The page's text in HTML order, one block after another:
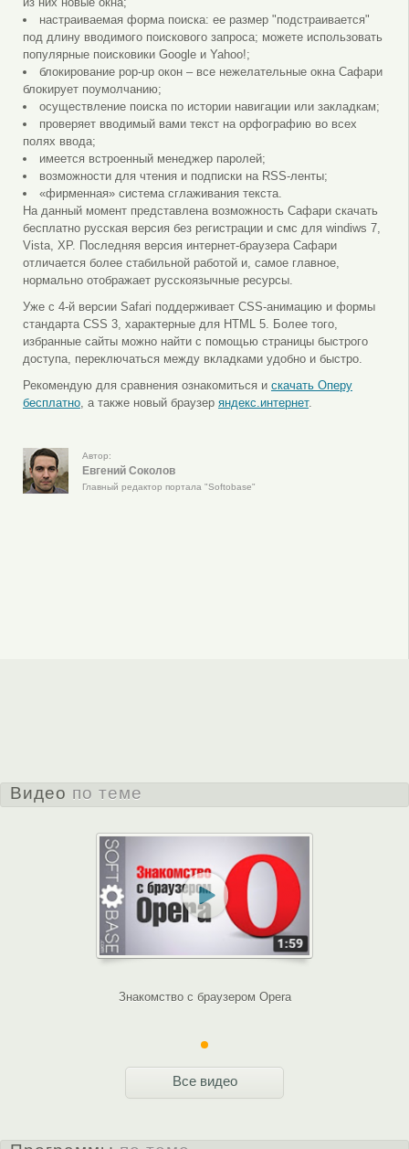
настраиваемая форма поиска: ее размер "подстраивается"
под длину вводимого поискового запроса; можете использовать
популярные поисковики Google и Yahoo!;
блокирование pop-up окон – все нежелательные окна Сафари
блокирует поумолчанию;
осуществление поиска по истории навигации или закладкам;
проверяет вводимый вами текст на орфографию во всех
полях ввода;
имеется встроенный менеджер паролей;
возможности для чтения и подписки на RSS-ленты;
«фирменная» система сглаживания текста.
На данный момент представлена возможность Сафари скачать
бесплатно русская версия без регистрации и смс для windiws 7,
Vista, XP. Последняя версия интернет-браузера Сафари
отличается более стабильной работой и, самое главное,
нормально отображает русскоязычные ресурсы.
Уже с 4-й версии Safari поддерживает CSS-анимацию и формы
стандарта CSS 3, характерные для HTML 5. Более того,
избранные сайты можно найти с помощью страницы быстрого
доступа, переключаться между вкладками удобно и быстро.
Рекомендую для сравнения ознакомиться и скачать Оперу
бесплатно, а также новый браузер яндекс.интернет.
Автор:
Евгений Соколов
Главный редактор портала "Softobase"
Видео по теме
Знакомство с браузером Opera
Все видео